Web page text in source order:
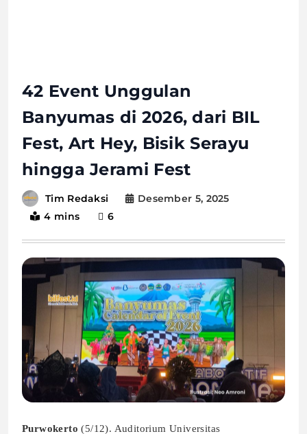
42 Event Unggulan
Banyumas di 2026, dari BIL
Fest, Art Hey, Bisik Serayu
hingga Jerami Fest
Tim Redaksi
Desember 5, 2025
4 mins
6
Purwokerto (5/12). Auditorium Universitas